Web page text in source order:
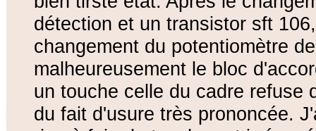
détection et un transistor sft
changement du potentiomètre
malheureusement le bloc
un touche celle du cadre refuse
du fait d'usure très prononcée.